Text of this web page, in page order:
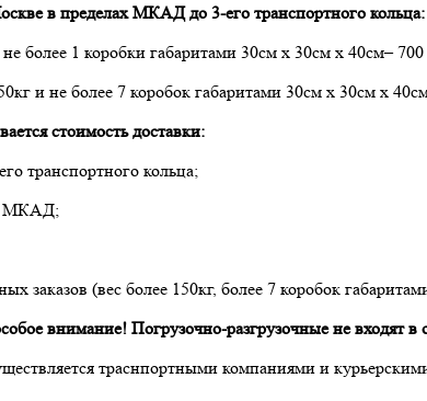
в пределах МКАД до 3-его транспортного кольца:
более 1 коробки габаритами 30см х 30см х 40см– 700
и не более 7 коробок габаритами 30см х 30см х
стоимость доставки:
транспортного кольца;
МКАД;
заказов (вес более 150кг, более 7 коробок
внимание! Погрузочно-разгрузочные не входят
траснпортными компаниями и